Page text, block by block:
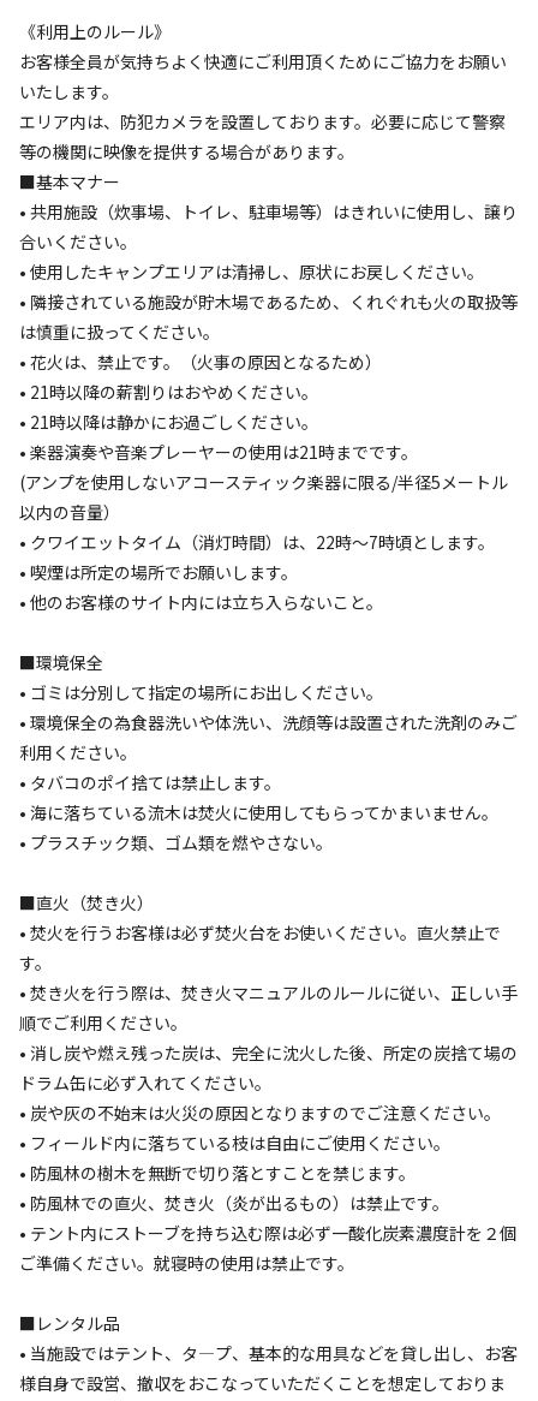
《利用上のルール》
お客様全員が気持ちよく快適にご利用頂くためにご協力をお願い
いたします。
エリア内は、防犯カメラを設置しております。必要に応じて警察
等の機関に映像を提供する場合があります。
■基本マナー
• 共用施設（炊事場、トイレ、駐車場等）はきれいに使用し、譲り
合いください。
• 使用したキャンプエリアは清掃し、原状にお戻しください。
• 隣接されている施設が貯木場であるため、くれぐれも火の取扱等
は慎重に扱ってください。
• 花火は、禁止です。（火事の原因となるため）
• 21時以降の薪割りはおやめください。
• 21時以降は静かにお過ごしください。
• 楽器演奏や音楽プレーヤーの使用は21時までです。
(アンプを使用しないアコースティック楽器に限る/半径5メートル
以内の音量）
• クワイエットタイム（消灯時間）は、22時～7時頃とします。
• 喫煙は所定の場所でお願いします。
• 他のお客様のサイト内には立ち入らないこと。
■環境保全
• ゴミは分別して指定の場所にお出しください。
• 環境保全の為食器洗いや体洗い、洗顔等は設置された洗剤のみご
利用ください。
• タバコのポイ捨ては禁止します。
• 海に落ちている流木は焚火に使用してもらってかまいません。
• プラスチック類、ゴム類を燃やさない。
■直火（焚き火）
• 焚火を行うお客様は必ず焚火台をお使いください。直火禁止で
す。
• 焚き火を行う際は、焚き火マニュアルのルールに従い、正しい手
順でご利用ください。
• 消し炭や燃え残った炭は、完全に沈火した後、所定の炭捨て場の
ドラム缶に必ず入れてください。
• 炭や灰の不始末は火災の原因となりますのでご注意ください。
• フィールド内に落ちている枝は自由にご使用ください。
• 防風林の樹木を無断で切り落とすことを禁じます。
• 防風林での直火、焚き火（炎が出るもの）は禁止です。
• テント内にストーブを持ち込む際は必ず一酸化炭素濃度計を２個
ご準備ください。就寝時の使用は禁止です。
■レンタル品
• 当施設ではテント、タ―プ、基本的な用具などを貸し出し、お客
様自身で設営、撤収をおこなっていただくことを想定しておりま
■各種オプションを追加し、基本料金を値下げしました！
■オプション追加から現在体験可能なアクティビティ
・高知名物！本場で味わう「鰹の藁焼き体験」
・ゆっくり楽しんで写真映え間違いなし！クリアカヤック60
分遊び放題プラン
・サンゴ礁と熱帯魚の海を満喫！マリンアクティビティ90分
遊び放題プラン
・サンゴと熱帯魚の海を満喫！サップ+シュノーケリング60
分遊び放題プラン
■オプション追加から選べる食事
・幻の土佐あかうしBBQセット
■お問い合わせ先について
当施設へのお問い合わせは下記メールアドレスにお願いしま
す。
Email: kaihin5127@gmail.com
空き状況検索
利用タイプ
宿泊 日帰り
チェックイン
利用人数
検索
キャンプサイト（1件）